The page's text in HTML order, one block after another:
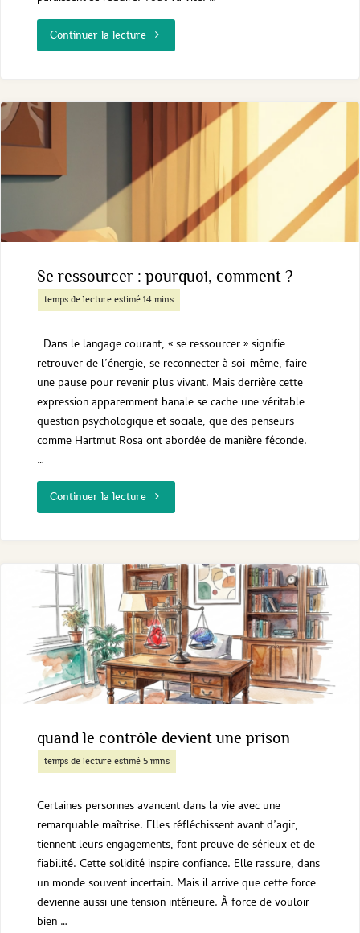
Continuer la lecture"Pourquoi
monde
plus
violent
Se ressourcer : pourquoi, comment ?
Dans le langage courant, « se ressourcer » signifie
retrouver de l’énergie, se reconnecter à soi-même, faire
une pause pour revenir plus vivant. Mais derrière cette
expression apparemment banale se cache une véritable
question psychologique et sociale, que des penseurs
comme Hartmut Rosa ont abordée de manière féconde.
…
Continuer la lecture"Se
pourquoi,
comment
?
"
quand le contrôle devient une prison
Certaines personnes avancent dans la vie avec une
remarquable maîtrise. Elles réfléchissent avant d’agir,
tiennent leurs engagements, font preuve de sérieux et de
fiabilité. Cette solidité inspire confiance. Elle rassure, dans
un monde souvent incertain. Mais il arrive que cette force
devienne aussi une tension intérieure. À force de vouloir
bien …